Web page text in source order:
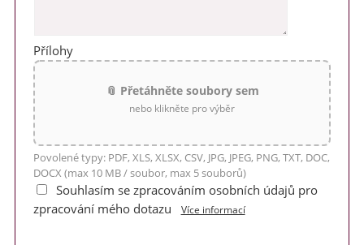
Přílohy
📎 Přetáhněte soubory sem
nebo klikněte pro výběr
Povolené typy: PDF, XLS, XLSX, CSV, JPG, JPEG, PNG, TXT, DOC,
DOCX (max 10 MB / soubor, max 5 souborů)
Souhlasím se zpracováním osobních údajů pro
zpracování mého dotazu
Více informací